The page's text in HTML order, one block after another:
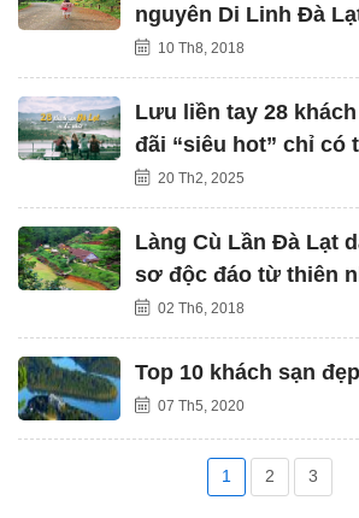
nguyên Di Linh Đà
10 Th8, 2018
Lưu liền tay 28
đãi “siêu hot” chỉ có
20 Th2, 2025
Làng Cù Lần Đà Lạt
sơ độc đáo từ thiên
02 Th6, 2018
Top 10 khách sạn
07 Th5, 2020
1 2 3